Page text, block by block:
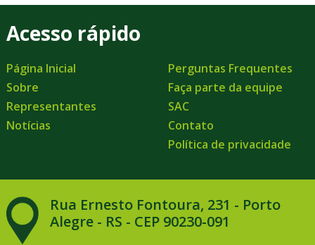
Acesso rápido
Página Inicial
Sobre
Representantes
Notícias
Perguntas Frequentes
Faça parte da equipe
SAC
Contato
Política de privacidade
Rua Ernesto Fontoura, 231 - Porto
Alegre - RS - CEP 90230-091